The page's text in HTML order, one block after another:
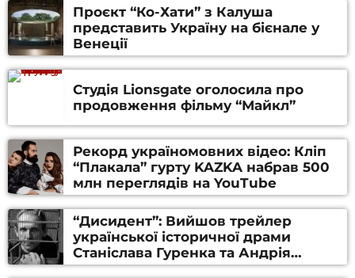
Проєкт “Ко-Хати” з Калуша
представить Україну на бієнале у
Венеції
Студія Lionsgate оголосила про
продовження фільму “Майкл”
Рекорд україномовних відео: Кліп
“Плакала” гурту KAZKA набрав 500
млн переглядів на YouTube
“Дисидент”: Вийшов трейлер
української історичної драми
Станіслава Гуренка та Андрія
Алфьорова (ВІДЕО)